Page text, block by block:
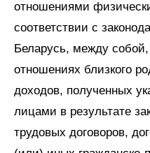
отношениями
соответствии с
Беларусь, между
отношениях близкого
доходов, полученных
лицами в результате
трудовых договоров,